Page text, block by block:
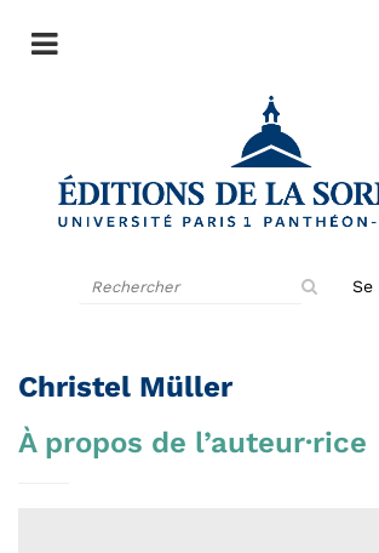
Se
Christel Müller
À propos de l’auteur·rice